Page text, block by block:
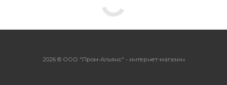
2026 © ООО "Пром-Альянс" - интернет-магазин